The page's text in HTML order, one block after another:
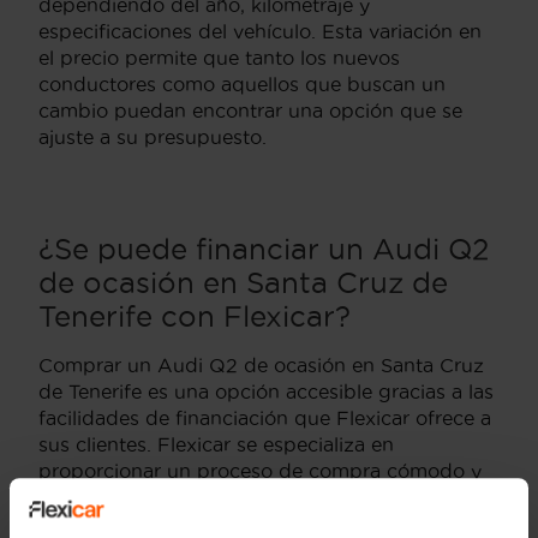
dependiendo del año, kilometraje y
especificaciones del vehículo. Esta variación en
el precio permite que tanto los nuevos
conductores como aquellos que buscan un
cambio puedan encontrar una opción que se
ajuste a su presupuesto.
¿Se puede financiar un Audi Q2
de ocasión en Santa Cruz de
Tenerife con Flexicar?
Comprar un Audi Q2 de ocasión en Santa Cruz
de Tenerife es una opción accesible gracias a las
facilidades de financiación que Flexicar ofrece a
sus clientes. Flexicar se especializa en
proporcionar un proceso de compra cómodo y
seguro, permitiendo a los compradores financiar
su coche de segunda mano de manera